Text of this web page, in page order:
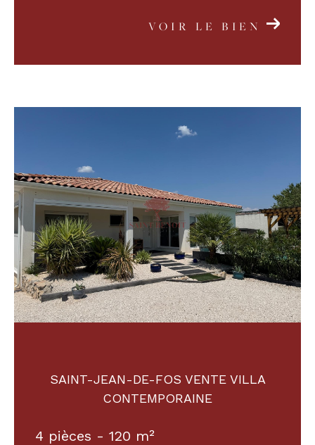
VOIR LE BIEN
SAINT-JEAN-DE-FOS VENTE VILLA
CONTEMPORAINE
4 pièces - 120 m²